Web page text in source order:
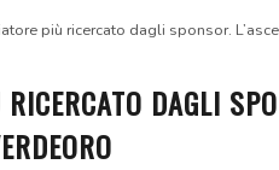
più ricercato dagli sponsor.
DAGLI